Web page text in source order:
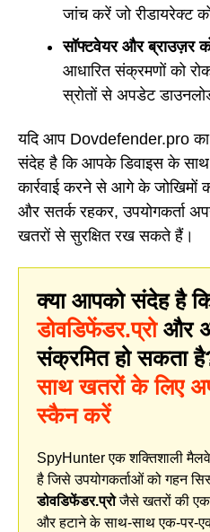
जांच करें जो रीडायरेक्ट
सॉफ्टवेयर और ब्राउज़र
आधारित संक्रमणों को
स्रोतों से अपडेट
यदि आप Dovdefender.pro
संदेह है कि आपके डिवाइस के
कार्रवाई करने से आगे के जोखिमों
और सतर्क रहकर, उपयोगकर्ता
खतरों से सुरक्षित रख सकते हैं।
क्या आपको संदेह है
डोवडिफेंडर.प्रोऔर
संक्रमित हो सकता
साथ खतरों के लिए
स्कैन करें
SpyHunter एक शक्तिशाली
है जिसे उपयोगकर्ताओं को गहन
डोवडिफेंडर.प्रोजैसे खतरों की एक
और हटाने के साथ-साथ एक-पर-